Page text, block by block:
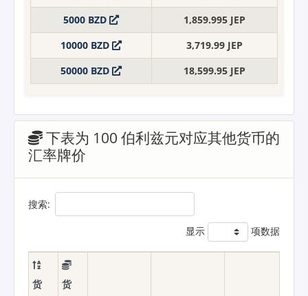
5000 BZD
1,859.995 JEP
10000 BZD
3,719.99 JEP
50000 BZD
18,599.95 JEP
下表为 100 伯利兹元对应其他货币的
汇率牌价
搜索:
显示 项数据
货
货